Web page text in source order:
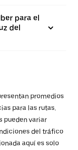
para el
del
promedios
para las rutas.
pueden variar
del tráfico
aquí es solo